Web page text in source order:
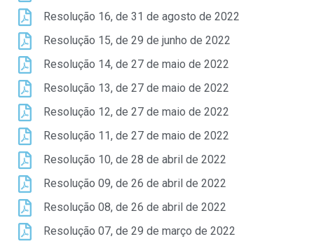
Resolução 16, de 31 de agosto de 2022
Resolução 15, de 29 de junho de 2022
Resolução 14, de 27 de maio de 2022
Resolução 13, de 27 de maio de 2022
Resolução 12, de 27 de maio de 2022
Resolução 11, de 27 de maio de 2022
Resolução 10, de 28 de abril de 2022
Resolução 09, de 26 de abril de 2022
Resolução 08, de 26 de abril de 2022
Resolução 07, de 29 de março de 2022